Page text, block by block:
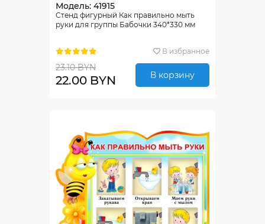
Модель: 41915
Стенд фигурный Как правильно мыть
руки для группы Бабочки 340*330 мм
В избранное
23.10 BYN
22.00 BYN В корзину